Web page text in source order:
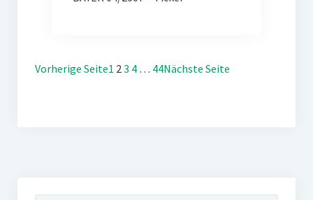
Vorherige Seite1 23 4 … 44Nächste Seite